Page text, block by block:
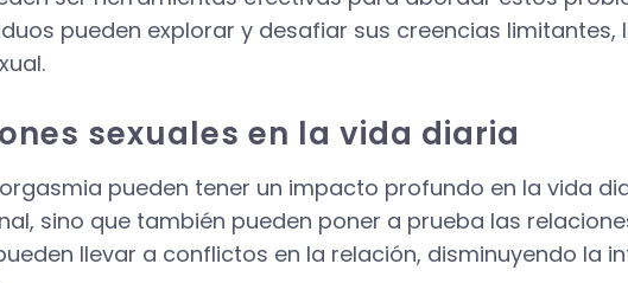
pueden explorar y desafiar sus creencias limitantes,
sexuales en la vida diaria
pueden tener un impacto profundo en la vida
sino que también pueden poner a prueba las
llevar a conflictos en la relación, disminuyendo la